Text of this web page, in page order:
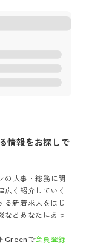
情報をお探しで
の 人事・総務 に関
広く紹介していく
る新着求人をはじ
などあなたにあっ
Greenで会員登録